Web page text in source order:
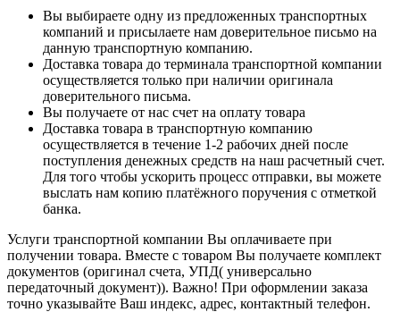
Вы выбираете одну из предложенных транспортных
компаний и присылаете нам доверительное письмо на
данную транспортную компанию.
Доставка товара до терминала транспортной компании
осуществляется только при наличии оригинала
доверительного письма.
Вы получаете от нас счет на оплату товара
Доставка товара в транспортную компанию
осуществляется в течение 1-2 рабочих дней после
поступления денежных средств на наш расчетный счет.
Для того чтобы ускорить процесс отправки, вы можете
выслать нам копию платёжного поручения с отметкой
банка.
Услуги транспортной компании Вы оплачиваете при
получении товара. Вместе с товаром Вы получаете комплект
документов (оригинал счета, УПД( универсально
передаточный документ)). Важно! При оформлении заказа
точно указывайте Ваш индекс, адрес, контактный телефон.